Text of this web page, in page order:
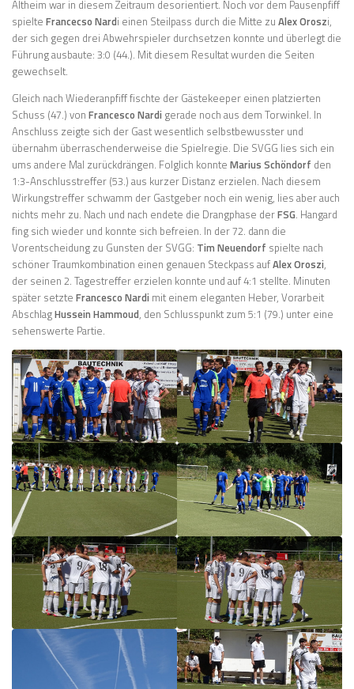
Altheim war in diesem Zeitraum desorientiert. Noch vor dem Pausenpfiff
spielte Francecso Nardi einen Steilpass durch die Mitte zu Alex Oroszi,
der sich gegen drei Abwehrspieler durchsetzen konnte und überlegt die
Führung ausbaute: 3:0 (44.). Mit diesem Resultat wurden die Seiten
gewechselt.
Gleich nach Wiederanpfiff fischte der Gästekeeper einen platzierten
Schuss (47.) von Francesco Nardi gerade noch aus dem Torwinkel. In
Anschluss zeigte sich der Gast wesentlich selbstbewusster und
übernahm überraschenderweise die Spielregie. Die SVGG lies sich ein
ums andere Mal zurückdrängen. Folglich konnte Marius Schöndorf den
1:3-Anschlusstreffer (53.) aus kurzer Distanz erzielen. Nach diesem
Wirkungstreffer schwamm der Gastgeber noch ein wenig, lies aber auch
nichts mehr zu. Nach und nach endete die Drangphase derFSG. Hangard
fing sich wieder und konnte sich befreien. In der 72. dann die
Vorentscheidung zu Gunsten der SVGG: Tim Neuendorf spielte nach
schöner Traumkombination einen genauen Steckpass aufAlex Oroszi,
der seinen 2. Tagestreffer erzielen konnte und auf 4:1 stellte. Minuten
später setzte Francesco Nardi mit einem eleganten Heber, Vorarbeit
AbschlagHussein Hammoud, den Schlusspunkt zum 5:1 (79.) unter eine
sehenswerte Partie.